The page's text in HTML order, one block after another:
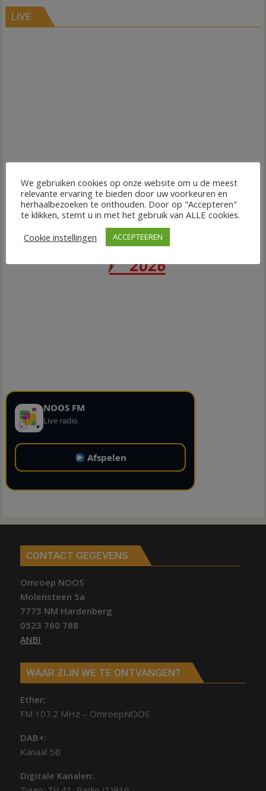
LIVE
NOOS FM
Live radio
Afspelen
CONTACT GEGEVENS
Omroep NOOS
Molensteen 5a
7773 NM Hardenberg
0523 760 788
ANBI
WAAR ZIJN WE TE ONTVANGEN?
Ether;
FM 107.2 MHz – OmroepNOOS
DAB+:
Kanaal 5B
Digitale Kanalen:
We gebruiken cookies op onze website om u de meest
relevante ervaring te bieden door uw voorkeuren en
herhaalbezoeken te onthouden. Door op "Accepteren"
te klikken, stemt u in met het gebruik van ALLE cookies.
Cookie instellingen
ACCEPTEEREN